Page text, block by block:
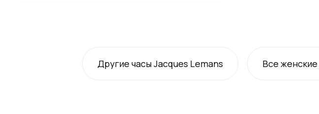
Другие часы Jacques Lemans Всеженские